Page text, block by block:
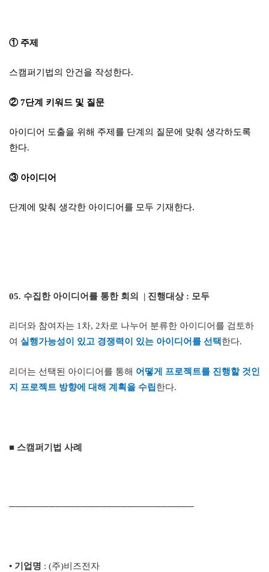
① 주제
스캠퍼기법의 안건을 작성한다.
②7단계 키워드 및 질문
아이디어 도출을 위해 주제를 단계의 질문에 맞춰 생각하도록
한다.
③ 아이디어
단계에 맞춰 생각한 아이디어를 모두 기재한다.
05. 수집한 아이디어를 통한 회의 | 진행대상: 모두
리더와 참여자는 1차, 2차로 나누어 분류한 아이디어를 검토하
여 실행가능성이 있고 경쟁력이 있는 아이디어를 선택한다.
리더는 선택된 아이디어를 통해 어떻게 프로젝트를 진행할 것인
지 프로젝트 방향에 대해 계획을 수립한다.
■ 스캠퍼기법 사례
────────────────────────────
• 기업명 : (주)비즈전자